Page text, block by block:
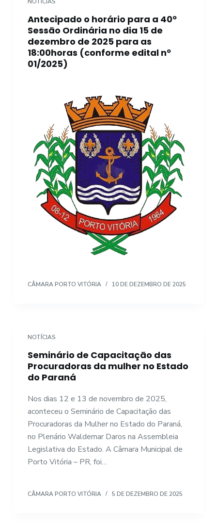
Antecipado o horário para a 40º
Sessão Ordinária no dia 15 de
dezembro de 2025 para as
18:00horas (conforme edital nº
01/2025)
CÂMARA PORTO VITÓRIA 10 DE DEZEMBRO DE 2025
NOTÍCIAS
Seminário de Capacitação das
Procuradoras da mulher no Estado
do Paraná
Nos dias 12 e 13 de novembro de 2025,
aconteceu o Seminário de Capacitação das
Procuradoras da Mulher no Estado do Paraná,
no Plenário Waldemar Daros na Assembleia
Legislativa do Estado. A Câmara Municipal de
Porto Vitória – PR, foi…
CÂMARA PORTO VITÓRIA 5 DE DEZEMBRO DE 2025